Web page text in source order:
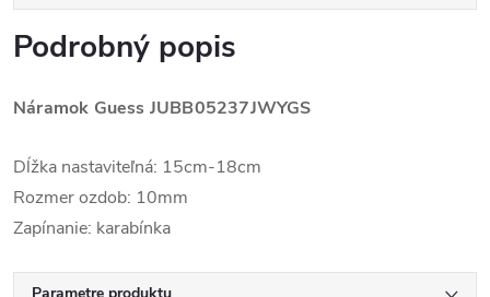
Podrobný popis
Náramok Guess JUBB05237JWYGS
Dĺžka nastaviteľná: 15cm-18cm
Rozmer ozdob: 10mm
Zapínanie: karabínka